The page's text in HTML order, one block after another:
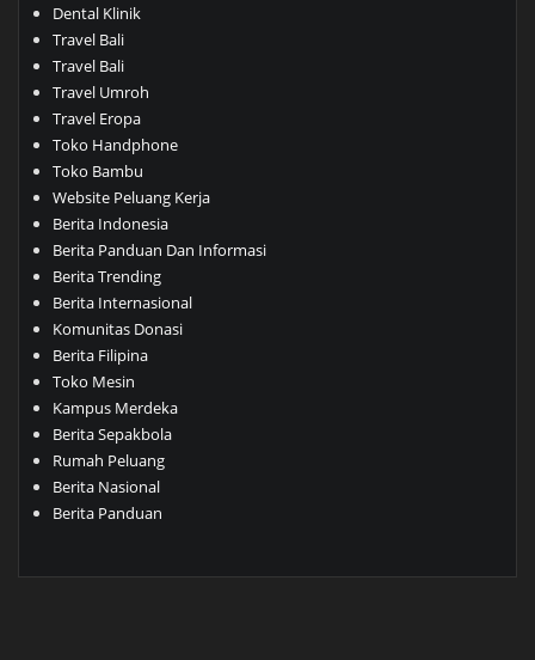
Dental Klinik
Travel Bali
Travel Bali
Travel Umroh
Travel Eropa
Toko Handphone
Toko Bambu
Website Peluang Kerja
Berita Indonesia
Berita Panduan Dan Informasi
Berita Trending
Berita Internasional
Komunitas Donasi
Berita Filipina
Toko Mesin
Kampus Merdeka
Berita Sepakbola
Rumah Peluang
Berita Nasional
Berita Panduan